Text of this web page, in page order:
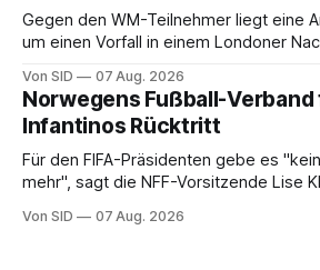
Gegen den WM-Teilnehmer liegt eine
um einen Vorfall in einem Londoner
Von SID 07 Aug. 2026
Norwegens Fußball-
Infantinos Rücktritt
Für den FIFA-Präsidenten gebe es
mehr", sagt die NFF-Vorsitzende Lise
Von SID 07 Aug. 2026